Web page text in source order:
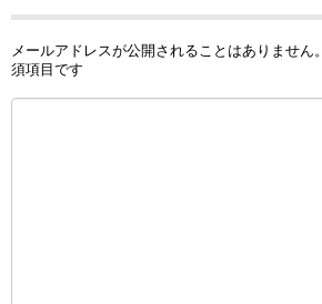
メールアドレスが公開されることはありません。
須項目です